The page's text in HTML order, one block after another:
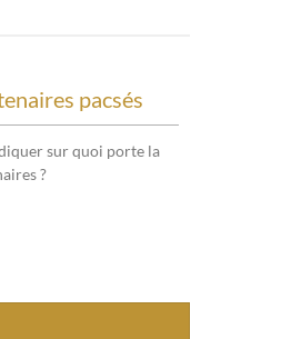
pacsés
sur quoi porte la
?